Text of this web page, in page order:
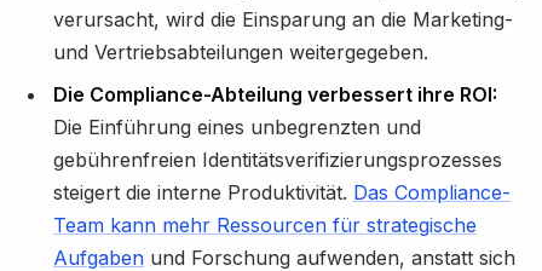
verursacht, wird die Einsparung an die Marketing-
und Vertriebsabteilungen weitergegeben.
Die Compliance-Abteilung verbessert ihre ROI:
Die Einführung eines unbegrenzten und
gebührenfreien Identitätsverifizierungsprozesses
steigert die interne Produktivität. Das Compliance-
Team kann mehr Ressourcen für strategische
Aufgaben und Forschung aufwenden, anstatt sich